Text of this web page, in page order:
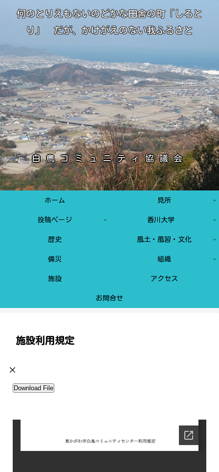
何のとりえもないのどかな田舎の町「しろと
り」 だが、かけがえのない我ふるさと
白鳥コミュニティ協議会
ホーム 見所
投稿ページ 香川大学
歴史 風土・風習・文化
備災 組織
施設 アクセス
お問合せ
施設利用規定
×
Download File